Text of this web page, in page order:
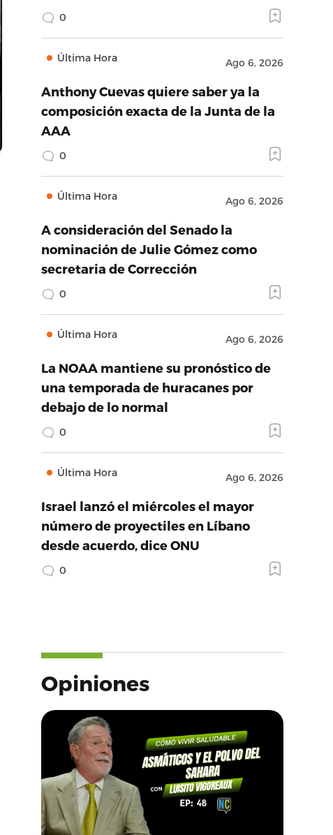
0
Última Hora Ago 6, 2026
Anthony Cuevas quiere saber ya la
composición exacta de la Junta de la
AAA
0
Última Hora Ago 6, 2026
A consideración del Senado la
nominación de Julie Gómez como
secretaria de Corrección
0
Última Hora Ago 6, 2026
La NOAA mantiene su pronóstico de
una temporada de huracanes por
debajo de lo normal
0
Última Hora Ago 6, 2026
Israel lanzó el miércoles el mayor
número de proyectiles en Líbano
desde acuerdo, dice ONU
0
Opiniones